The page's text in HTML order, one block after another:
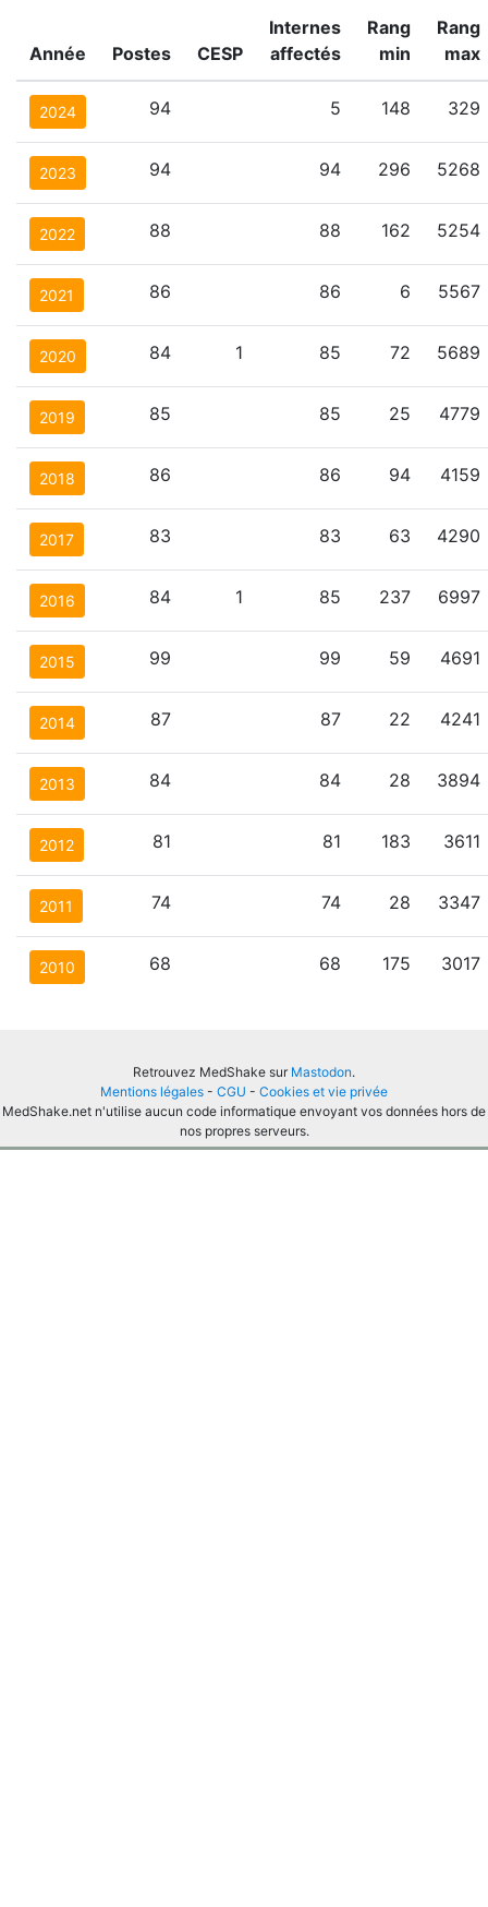
Année Postes CESP
Internes
affectés
Rang
min
Rang
max
2024 94 5 148 329
2023 94 94 296 5268
2022 88 88 162 5254
2021 86 86 6 5567
2020 84 1 85 72 5689
2019 85 85 25 4779
2018 86 86 94 4159
2017 83 83 63 4290
2016 84 1 85 237 6997
2015 99 99 59 4691
2014 87 87 22 4241
2013 84 84 28 3894
2012 81 81 183 3611
2011 74 74 28 3347
2010 68 68 175 3017
Retrouvez MedShake sur Mastodon.
Mentions légales - CGU - Cookies et vie privée
MedShake.net n'utilise aucun code informatique envoyant vos données hors de
nos propres serveurs.